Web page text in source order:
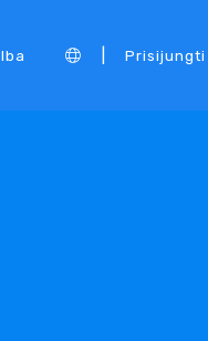
Prisijungti